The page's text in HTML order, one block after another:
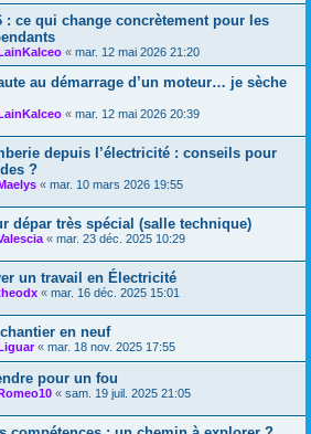
: ce qui change concrètement pour les
LainKalceo « mar. 12 mai 2026 21:20
au démarrage d’un moteur… je sèche
LainKalceo « mar. 12 mai 2026 20:39
depuis l’électricité : conseils pour
?
Maelys « mar. 10 mars 2026 19:55
dépar très spécial (salle technique)
« mar. 23 déc. 2025 10:29
un travail en Électricité
« mar. 16 déc. 2025 15:01
en neuf
Liguar« mar. 18 nov. 2025 17:55
pour un fou
Romeo10 « sam. 19 juil. 2025 21:05